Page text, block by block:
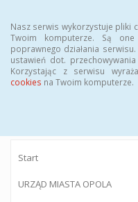
Nasz serwis wykorzystuje pliki
Twoim komputerze. Są one
poprawnego działania
ustawień dot.
Korzystając z serwisu
cookies na Twoim komputerze.
BIULETYN
Start
URZĄD MIASTA OPOLA